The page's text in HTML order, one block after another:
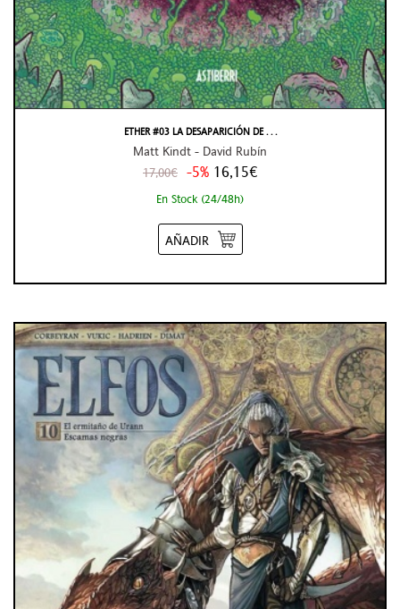
ETHER #03 LA DESAPARICIÓN DE . . .
Matt Kindt - David Rubín
17,00€ -5% 16,15€
En Stock (24/48h)
AÑADIR